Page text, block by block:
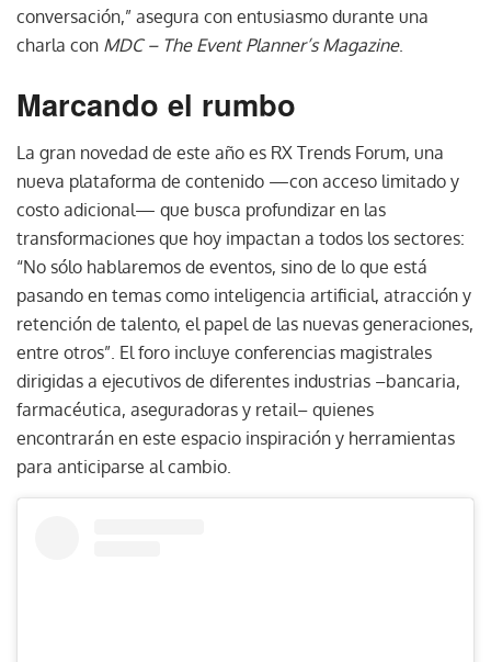
conversación,” asegura con entusiasmo durante una
charla con MDC – The Event Planner’s Magazine.
Marcando el rumbo
La gran novedad de este año es RX Trends Forum, una
nueva plataforma de contenido —con acceso limitado y
costo adicional— que busca profundizar en las
transformaciones que hoy impactan a todos los sectores:
“No sólo hablaremos de eventos, sino de lo que está
pasando en temas como inteligencia artificial, atracción y
retención de talento, el papel de las nuevas generaciones,
entre otros”. El foro incluye conferencias magistrales
dirigidas a ejecutivos de diferentes industrias –bancaria,
farmacéutica, aseguradoras y retail– quienes
encontrarán en este espacio inspiración y herramientas
para anticiparse al cambio.